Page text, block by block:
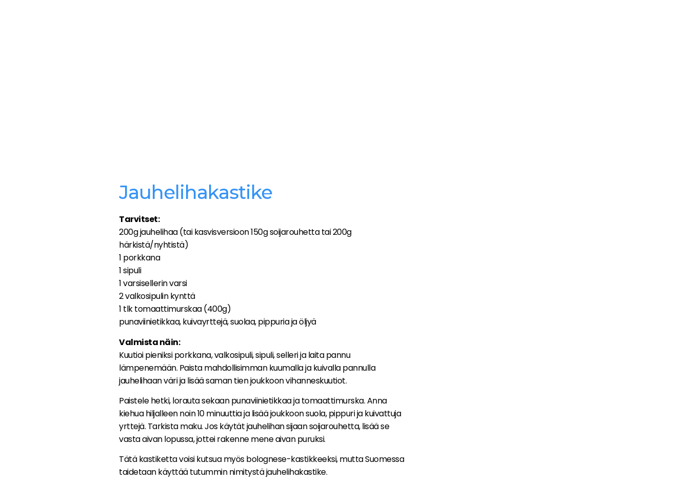
Jauhelihakastike
Tarvitset:
200g jauhelihaa (tai kasvisversioon 150g soijarouhetta tai 200g
härkistä/nyhtistä)
1 porkkana
1 sipuli
1 varsisellerin varsi
2 valkosipulin kynttä
1 tlk tomaattimurskaa (400g)
punaviinietikkaa, kuivayrttejä, suolaa, pippuria ja öljyä
Valmista näin:
Kuutioi pieniksi porkkana, valkosipuli, sipuli, selleri ja laita pannu
lämpenemään. Paista mahdollisimman kuumalla ja kuivalla pannulla
jauhelihaan väri ja lisää saman tien joukkoon vihanneskuutiot.
Paistele hetki, lorauta sekaan punaviinietikkaa ja tomaattimurska. Anna
kiehua hiljalleen noin 10 minuuttia ja lisää joukkoon suola, pippuri ja kuivattuja
yrttejä. Tarkista maku. Jos käytät jauhelihan sijaan soijarouhetta, lisää se
vasta aivan lopussa, jottei rakenne mene aivan puruksi.
Tätä kastiketta voisi kutsua myös bolognese-kastikkeeksi, mutta Suomessa
taidetaan käyttää tutummin nimitystä jauhelihakastike.